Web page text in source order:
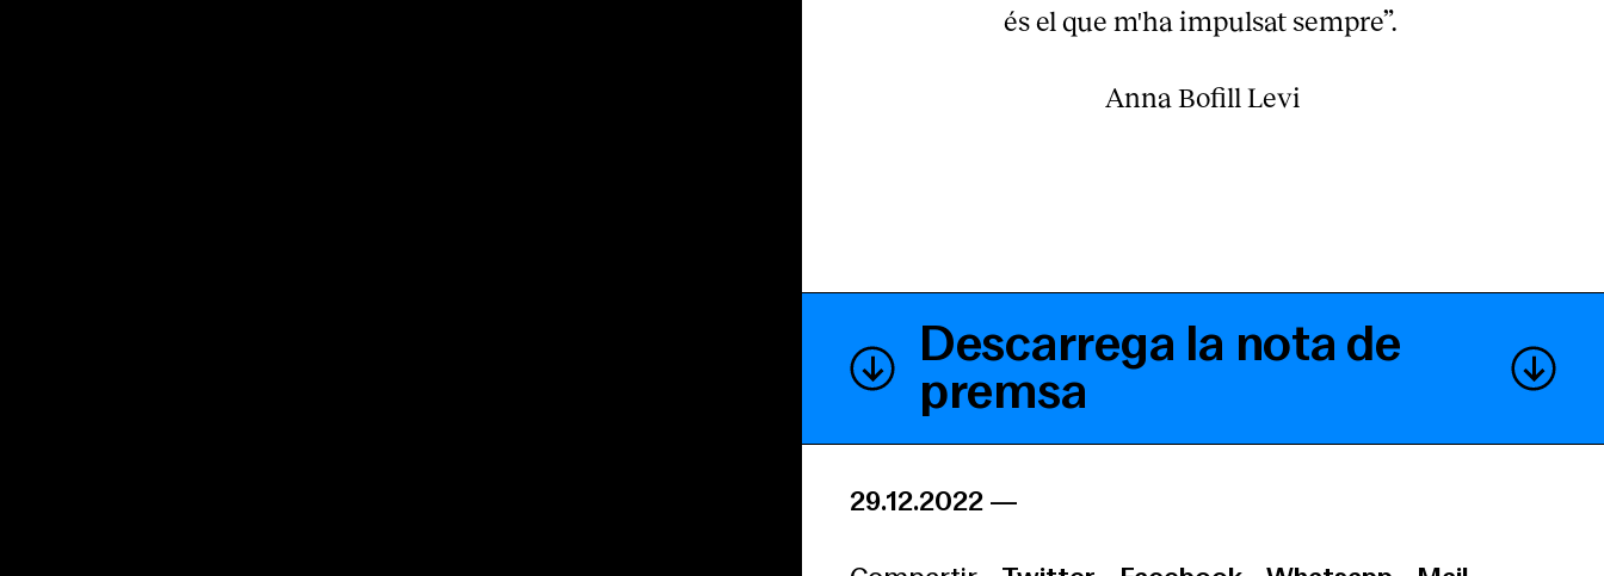
és el que m'ha impulsat sempre”.
Anna Bofill Levi
Descarrega la nota de
premsa
29.12.2022 —